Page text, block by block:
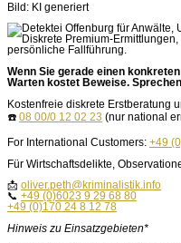
Bild: KI generiert
Wenn Sie gerade einen
Warten kostet Beweise.
Kostenfreie diskrete Erstberatung
☎️ 08 00/0 12 02 23 (nur national
For International Customers: +49
Für Wirtschaftsdelikte,
📩 oliver.peth@kriminalistik.info
📞 +49 (0)6023 9 29 68 80
+49 (0)170 24 8 12 78
Hinweis zu Einsatzgebieten*